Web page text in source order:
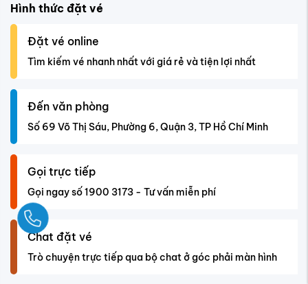
Hình thức đặt vé
Đặt vé online
Tìm kiếm vé nhanh nhất với giá rẻ và tiện lợi nhất
Đến văn phòng
Số 69 Võ Thị Sáu, Phường 6, Quận 3, TP Hồ Chí Minh
Gọi trực tiếp
Gọi ngay số 1900 3173 - Tư vấn miễn phí
Chat đặt vé
Trò chuyện trực tiếp qua bộ chat ở góc phải màn hình